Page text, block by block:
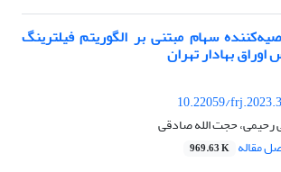
سهام مبتنی بر الگوریتم فیلترینگ
بهادار تهران
10.22059/
رحیمی، حجت الله صادقی
مقاله 969.63 K